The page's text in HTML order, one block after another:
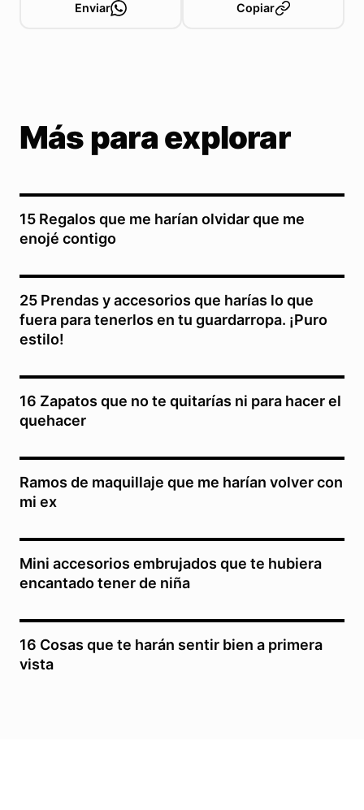
Enviar Copiar
Más para explorar
15 Regalos que me harían olvidar que me
enojé contigo
25 Prendas y accesorios que harías lo que
fuera para tenerlos en tu guardarropa. ¡Puro
estilo!
16 Zapatos que no te quitarías ni para hacer el
quehacer
Ramos de maquillaje que me harían volver con
mi ex
Mini accesorios embrujados que te hubiera
encantado tener de niña
16 Cosas que te harán sentir bien a primera
vista